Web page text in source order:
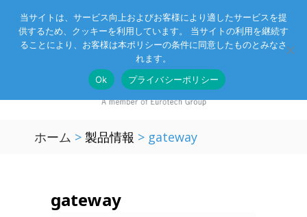
Eurotechグループ お客様サポート お問い合わせ
ホーム > 製品情報 > gateway
gateway
当サイトは、サービス向上およびお客様により適したサービスを提
供するため、クッキーを利用しています。 当サイトの利用を継続す
ることにより、お客様は本ポリシーの条件に同意したものとみなさ
れます。
Ok
プライバシーポリシー